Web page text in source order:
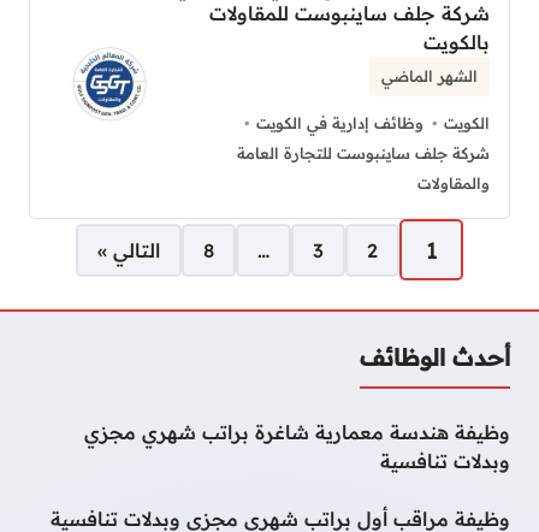
شركة جلف ساينبوست للمقاولات
بالكويت
الشهر الماضي
الكويت
وظائف إدارية في الكويت
شركة جلف ساينبوست للتجارة العامة
والمقاولات
1
2
3
…
8 التالي »
أحدث الوظائف
وظيفة هندسة معمارية شاغرة براتب شهري مجزي
وبدلات تنافسية
وظيفة مراقب أول براتب شهري مجزي وبدلات تنافسية